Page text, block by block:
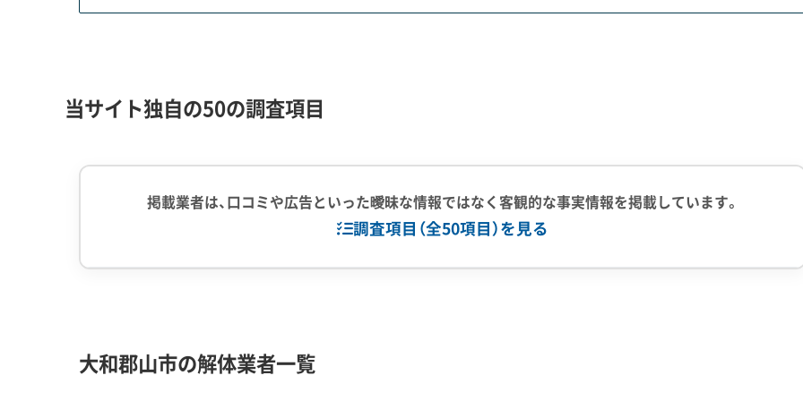
もう一つは、「金魚のまち」ならではの地盤リスクです。筒井町や小泉町などのエリアには、かつての金魚養殖池
包蔵地に該当する可能性が高く、基礎撤去など掘削を伴う工事では、着工の60日前までに文化財保護法に基づく届
出が義務付けられています。
解体工事・空き家対策の補助金
危険なブロック塀の撤去や、旧耐震基準の木造住宅の耐震改修を対象とした補助金制度があり、解体工事と併
制度名 補助金額・率
当サイト独自の50の調査項目
掲載業者は、口コミや広告といった曖昧な情報ではなく客観的な事実情報を掲載しています。
調査項目（全50項目）を見る
対応工事
大和郡山市の解体業者一覧